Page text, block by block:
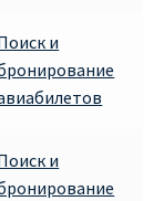
ОНЛАЙН
и
и